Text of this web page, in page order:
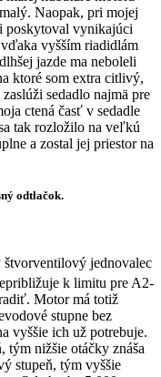
Naopak, pri mojej
poskytoval vynikajúci
vyšším riadidlám
jazde ma neboleli
ktoré som extra citlivý,
sedadlo najmä pre
ctená časť v sedadle
tak rozložilo na veľkú
a zostal jej priestor na
odtlačok.
jednovalec
k limitu pre A2-
Motor má totiž
stupne bez
vyššie ich už potrebuje.
tým nižšie otáčky znáša
stupeň, tým vyššie